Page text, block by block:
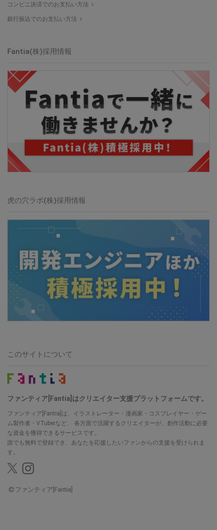
コンビニ決済でのお支払い方法
銀行振込でのお支払い方法
Fantia(株)採用情報
虎の穴ラボ(株)採用情報
このサイトについて
ファンティア[Fantia]はクリエイター支援プラットフォームです。
ファンティア[Fantia]は、イラストレーター・漫画家・コスプレイヤー・ゲー
ム製作者・VTuberなど、
各方面で活躍するクリエイターが、創作活動に必要
な資金を獲得できるサービスです。
誰でも無料で登録でき、あなたを応援したいファンからの支援を受けられま
す。
ファンティア[Fantia]